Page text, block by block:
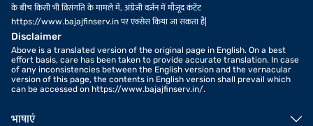
के बीच किसी भी विसंगति के मामले में, अंग्रेजी वर्ज़न में मौजूद कंटेंट
https://www.bajajfinserv.in पर एक्सेस किया जा सकता है|
Disclaimer
Above is a translated version of the original page in English. On a best
effort basis, care has been taken to provide accurate translation. In case
of any inconsistencies between the English version and the vernacular
version of this page, the contents in English version shall prevail which
can be accessed on https://www.bajajfinserv.in/.
भाषाएं